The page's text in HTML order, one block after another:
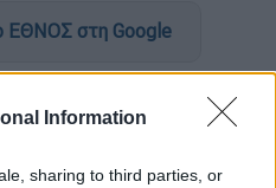
Information
sharing to third parties, or
ΕΘΝΟΣ στη Google
οικογένειας,